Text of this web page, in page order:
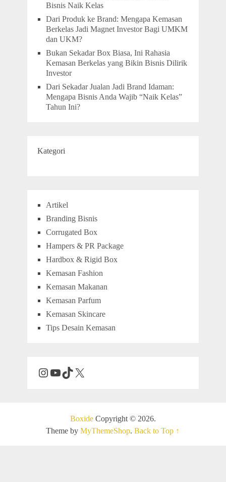
Bisnis Naik Kelas
Dari Produk ke Brand: Mengapa Kemasan
Berkelas Jadi Magnet Investor Bagi UMKM
dan UKM?
Bukan Sekadar Box Biasa, Ini Rahasia
Kemasan Berkelas yang Bikin Bisnis Dilirik
Investor
Dari Sekadar Jualan Jadi Brand Idaman:
Mengapa Bisnis Anda Wajib “Naik Kelas”
Tahun Ini?
Kategori
Artikel
Branding Bisnis
Corrugated Box
Hampers & PR Package
Hardbox & Rigid Box
Kemasan Fashion
Kemasan Makanan
Kemasan Parfum
Kemasan Skincare
Tips Desain Kemasan
BoxideCopyright © 2026.
Theme byMyThemeShop.Back to Top ↑